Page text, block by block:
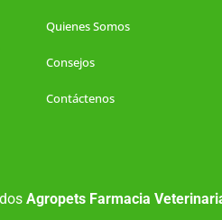
Quienes Somos
Consejos
Contáctenos
Agropets Farmacia